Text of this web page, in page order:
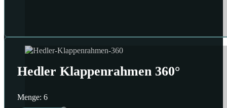
Hedler Klappenrahmen 360°
Menge: 6